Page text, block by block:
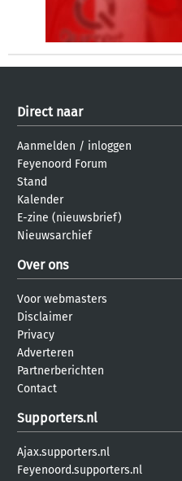
Direct naar
Aanmelden / inloggen
Feyenoord Forum
Stand
Kalender
E-zine (nieuwsbrief)
Nieuwsarchief
Over ons
Voor webmasters
Disclaimer
Privacy
Adverteren
Partnerberichten
Contact
Supporters.nl
Ajax.supporters.nl
Feyenoord.supporters.nl